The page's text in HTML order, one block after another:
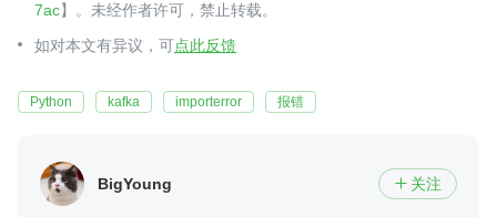
7ac】。未经作者许可，禁止转载。
如对本文有异议，可点此反馈
Python kafka importerror 报错
BigYoung  关注